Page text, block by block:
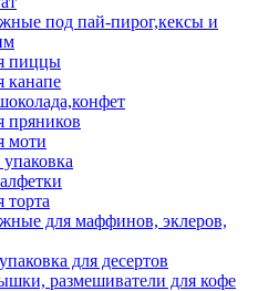
под пай-пирог,кексы и
пиццы
канапе
пряников
моти
торта
для маффинов, эклеров,
для десертов
размешиватели для кофе